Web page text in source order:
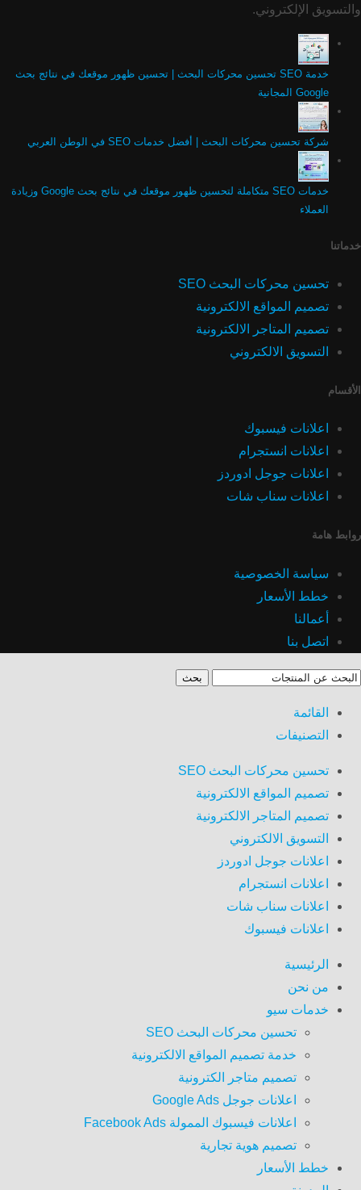
والتسويق الإلكتروني.
خدمة SEO تحسين محركات البحث | تحسين ظهور موقعك في نتائج بحث
Google المجانية
شركة تحسين محركات البحث | أفضل خدمات SEO في الوطن العربي
خدمات SEO متكاملة لتحسين ظهور موقعك في نتائج بحث Google وزيادة
العملاء
خدماتنا
تحسين محركات البحث SEO
تصميم المواقع الالكترونية
تصميم المتاجر الالكترونية
التسويق الالكتروني
الأقسام
اعلانات فيسبوك
اعلانات انستجرام
اعلانات جوجل ادوردز
اعلانات سناب شات
روابط هامة
سياسة الخصوصية
خطط الأسعار
أعمالنا
اتصل بنا
بحث
القائمة
التصنيفات
تحسين محركات البحث SEO
تصميم المواقع الالكترونية
تصميم المتاجر الالكترونية
التسويق الالكتروني
اعلانات جوجل ادوردز
اعلانات انستجرام
اعلانات سناب شات
اعلانات فيسبوك
الرئيسية
من نحن
خدمات سيو
تحسين محركات البحث SEO
خدمة تصميم المواقع الالكترونية
تصميم متاجر الكترونية
اعلانات جوجل Google Ads
اعلانات فيسبوك الممولة Facebook Ads
تصميم هوية تجارية
خطط الأسعار